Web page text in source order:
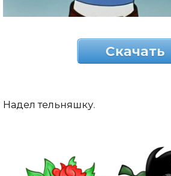
Скачать
Надел тельняшку.